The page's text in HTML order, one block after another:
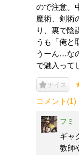
ので注意。
魔術、剣術
り、裏で陰
うも「俺と
うーん…な
で魅入って
ナイス
コメント(1)
フミ
ギャ
教師